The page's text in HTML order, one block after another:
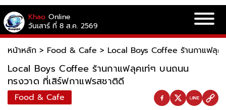
Khao Online
วันเสาร์ ที่ 8 ส.ค. 2569
หน้าหลัก > Food & Cafe > Local Boys Coffee ร้านกาแฟลุ
Local Boys Coffee ร้านกาแฟลุคเท่ๆ บนถนน
ทรงวาด ที่เสิร์ฟกาแฟรสชาติดี
Food & Cafe